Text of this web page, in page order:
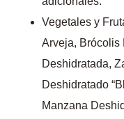
Vegetales y
Arveja, Brócolis
Deshidratada,
Deshidratado
Manzana